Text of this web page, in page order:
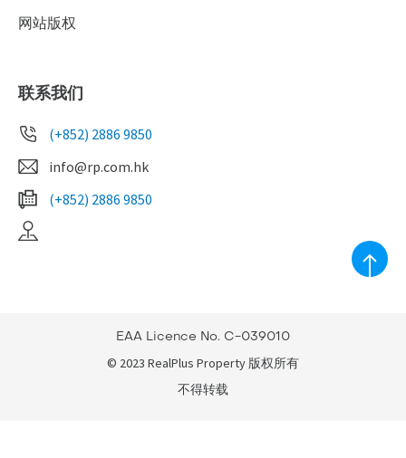
网站版权
联系我们
(+852) 2886 9850
info@rp.com.hk
(+852) 2886 9850
EAA Licence No. C-039010
© 2023 RealPlus Property 版权所有
不得转载